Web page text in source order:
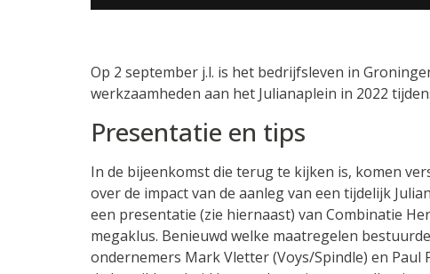
Op 2 september j.l. is het bedrijfsleven in
werkzaamheden aan het Julianaplein in 2022
Presentatie en tips
In de bijeenkomst die terug te kijken is, komen
over de impact van de aanleg van een tijdelijk
een presentatie (zie hiernaast) van Combinatie
megaklus. Benieuwd welke maatregelen
ondernemers Mark Vletter (Voys/Spindle) en